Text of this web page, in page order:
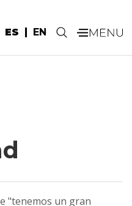
ES EN .
"tenemos un gran